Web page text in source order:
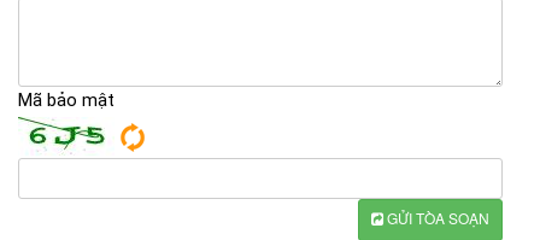
Mã bảo mật
GỬI TÒA SOẠN